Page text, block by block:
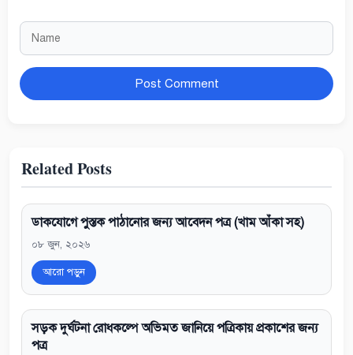
Name
Website
Related Posts
ডাকযোগে পুস্তক পাঠানোর জন্য আবেদন পত্র (খাম আঁকা সহ)
০৮ জুন, ২০২৬
আরো পড়ুন
সড়ক দুর্ঘটনা রোধকল্পে অভিমত জানিয়ে পত্রিকায় প্রকাশের জন্য
পত্র